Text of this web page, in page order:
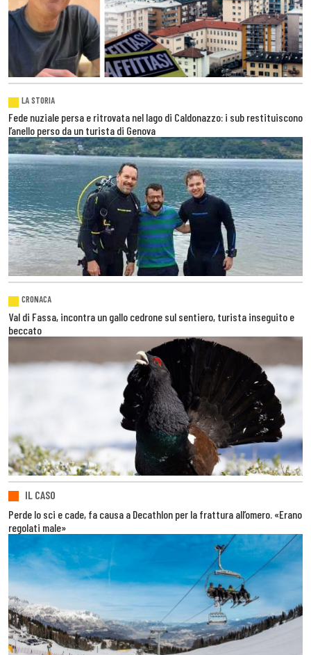
LA STORIA
Fede nuziale persa e ritrovata nel lago di Caldonazzo: i sub restituiscono
l’anello perso da un turista di Genova
CRONACA
Val di Fassa, incontra un gallo cedrone sul sentiero, turista inseguito e
beccato
IL CASO
Perde lo sci e cade, fa causa a Decathlon per la frattura all’omero. «Erano
regolati male»